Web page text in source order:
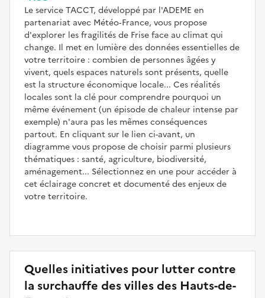
Le service TACCT, développé par l'ADEME en
partenariat avec Météo‑France, vous propose
d'explorer les fragilités de Frise face au climat qui
change. Il met en lumière des données essentielles de
votre territoire : combien de personnes âgées y
vivent, quels espaces naturels sont présents, quelle
est la structure économique locale... Ces réalités
locales sont la clé pour comprendre pourquoi un
même événement (un épisode de chaleur intense par
exemple) n'aura pas les mêmes conséquences
partout. En cliquant sur le lien ci-avant, un
diagramme vous propose de choisir parmi plusieurs
thématiques : santé, agriculture, biodiversité,
aménagement... Sélectionnez en une pour accéder à
cet éclairage concret et documenté des enjeux de
votre territoire.
Quelles initiatives pour lutter contre
la surchauffe des villes des Hauts-de-